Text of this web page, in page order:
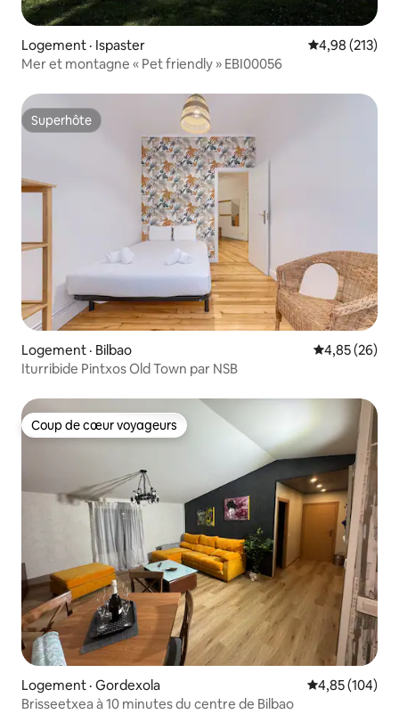
Logement · Ispaster Note
4,98 (213)
Mer et montagne « Pet friendly » EBI00056
Superhôte
Superhôte
Logement · Bilbao Note
4,85 (26)
Iturribide Pintxos Old Town par NSB
Coup de cœur voyageurs
Coup de cœur voyageurs
Logement · Gordexola Note
4,85 (104)
Brisseetxea à 10 minutes du centre de Bilbao